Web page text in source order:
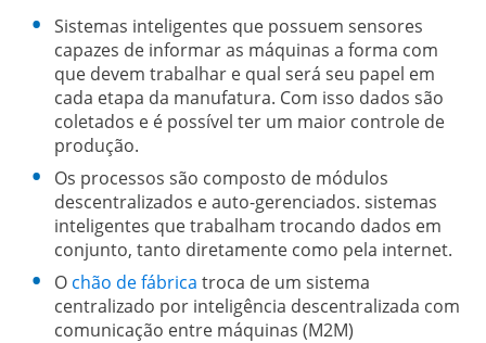
Sistemas inteligentes que possuem sensores
capazes de informar as máquinas a forma com
que devem trabalhar e qual será seu papel em
cada etapa da manufatura. Com isso dados são
coletados e é possível ter um maior controle de
produção.
Os processos são composto de módulos
descentralizados e auto-gerenciados. sistemas
inteligentes que trabalham trocando dados em
conjunto, tanto diretamente como pela internet.
O chão de fábrica troca de um sistema
centralizado por inteligência descentralizada com
comunicação entre máquinas (M2M)